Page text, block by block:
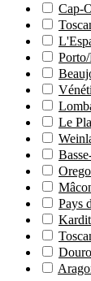
Cap-
Le
Pays
Douro